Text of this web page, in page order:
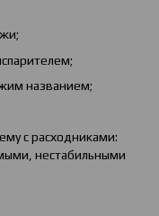
названием;
с расходниками:
нестабильными